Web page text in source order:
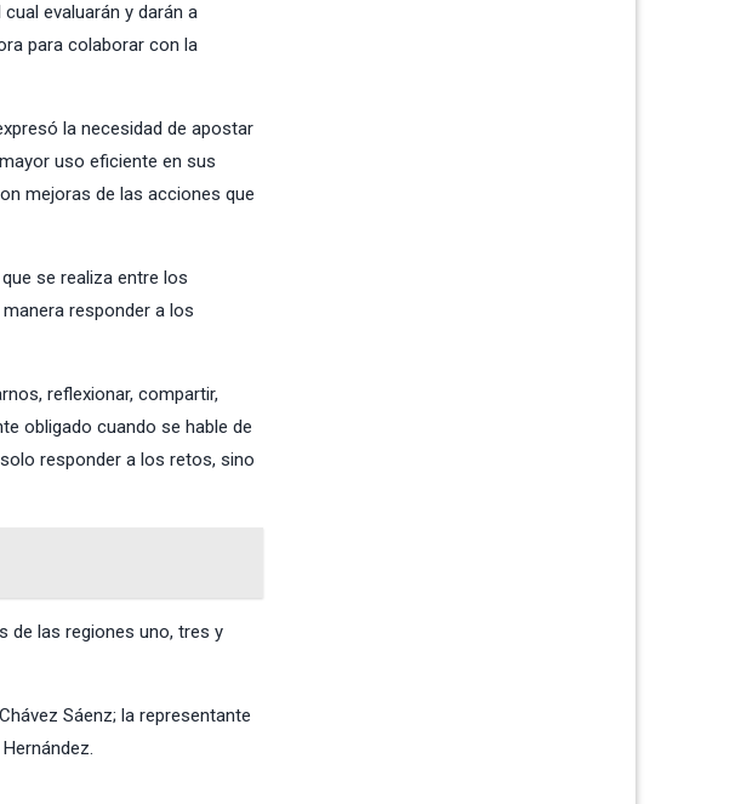
evaluarán y darán a
para colaborar con la
la necesidad de apostar
uso eficiente en sus
mejoras de las acciones que
se realiza entre los
responder a los
reflexionar, compartir,
obligado cuando se hable de
responder a los retos, sino
de las regiones uno, tres y
Sáenz; la representante